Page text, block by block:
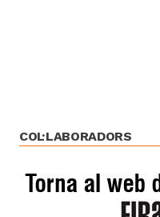
COL·LABORADORS